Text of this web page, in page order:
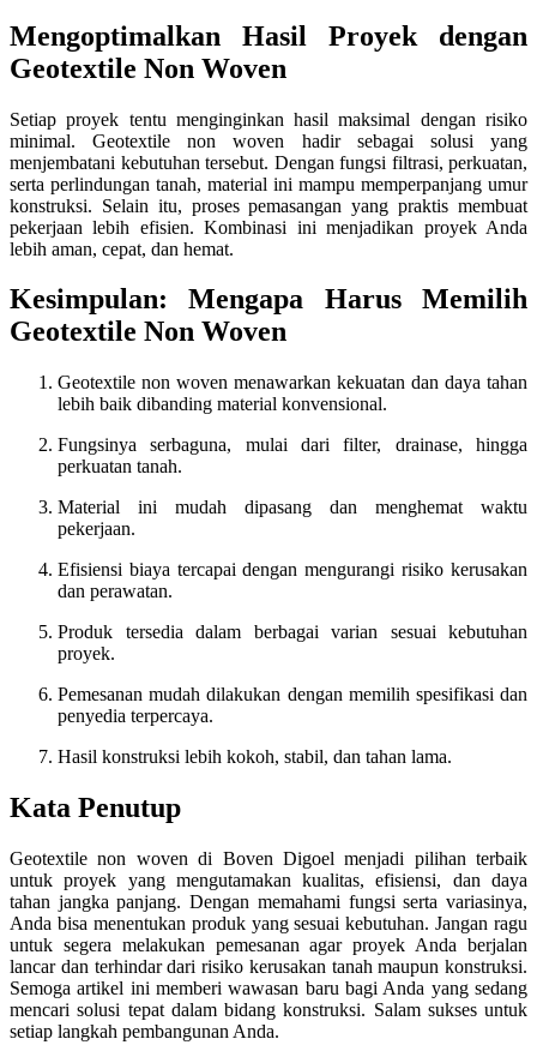
Mengoptimalkan Hasil Proyek dengan
Geotextile Non Woven
Setiap proyek tentu menginginkan hasil maksimal dengan risiko
minimal. Geotextile non woven hadir sebagai solusi yang
menjembatani kebutuhan tersebut. Dengan fungsi filtrasi, perkuatan,
serta perlindungan tanah, material ini mampu memperpanjang umur
konstruksi. Selain itu, proses pemasangan yang praktis membuat
pekerjaan lebih efisien. Kombinasi ini menjadikan proyek Anda
lebih aman, cepat, dan hemat.
Kesimpulan: Mengapa Harus Memilih
Geotextile Non Woven
Geotextile non woven menawarkan kekuatan dan daya tahan
lebih baik dibanding material konvensional.
Fungsinya serbaguna, mulai dari filter, drainase, hingga
perkuatan tanah.
Material ini mudah dipasang dan menghemat waktu
pekerjaan.
Efisiensi biaya tercapai dengan mengurangi risiko kerusakan
dan perawatan.
Produk tersedia dalam berbagai varian sesuai kebutuhan
proyek.
Pemesanan mudah dilakukan dengan memilih spesifikasi dan
penyedia terpercaya.
Hasil konstruksi lebih kokoh, stabil, dan tahan lama.
Kata Penutup
Geotextile non woven di Boven Digoel menjadi pilihan terbaik
untuk proyek yang mengutamakan kualitas, efisiensi, dan daya
tahan jangka panjang. Dengan memahami fungsi serta variasinya,
Anda bisa menentukan produk yang sesuai kebutuhan. Jangan ragu
untuk segera melakukan pemesanan agar proyek Anda berjalan
lancar dan terhindar dari risiko kerusakan tanah maupun konstruksi.
Semoga artikel ini memberi wawasan baru bagi Anda yang sedang
mencari solusi tepat dalam bidang konstruksi. Salam sukses untuk
setiap langkah pembangunan Anda.